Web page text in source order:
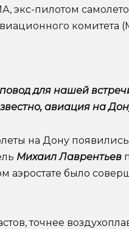
пилотом
комитета
для нашей
авиация на
на Дону
Михаил Лаврентьев
аэростате было
точнее